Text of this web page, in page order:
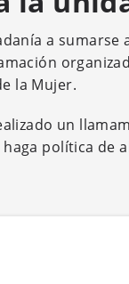
a
la Mujer.
un
política de